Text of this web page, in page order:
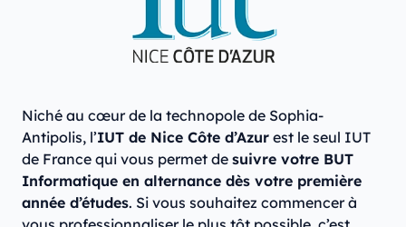
Niché au cœur de la technopole de Sophia-
Antipolis, l’IUT de Nice Côte d’Azur est le seul IUT
de France qui vous permet de suivre votre BUT
Informatique en alternance dès votre première
année d’études. Si vous souhaitez commencer à